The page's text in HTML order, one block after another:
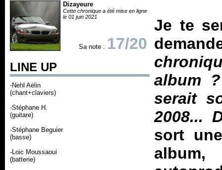
Dizayeure
Cette chronique a été mise en ligne
le 01 juin 2021
Sa note : 17/20
LINE UP
-Nehl Aëlin
(chant+claviers)
-Stéphane H.
(guitare)
-Stéphane Beguier
(basse)
-Loic Moussaoui
(batterie)
Je te
album
serait
2008...
sort